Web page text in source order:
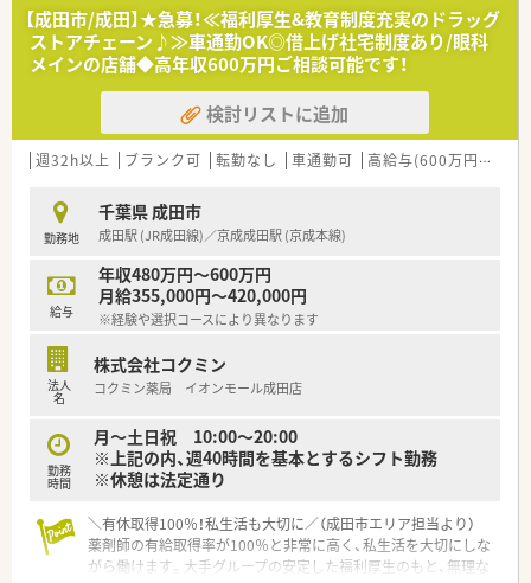
【法人特徴について】
■千葉県を中心に約100店舗の薬局やドラッグストアなどを幅
広く展開している安定感抜群の企業となります。
■調剤業務とドラッグストアの分離申請を行なっているため、品
出しやレジ打ちなしで業務に専念できます。
■看護師やケアマネジャーなど多職種との連携が非常に活発で、
セルフメディケーションを力強く推進します。
【職場環境と雰囲気】
■社員全体の約7割が千葉県民で構成されており、地域に根差し
た雰囲気の職場です。
■平均勤続年数は10年を超えており、腰を据えて長く安心して働
き続けられる居心地の良い環境が整います。
■3名以上の仲間が集まる同好会には会社から補助金が出るな
ど、社員同士の交流も活発に行われています。
【こんな取り組みをしています】
■社内の保健師や管理栄養士による健康サポートプログラムを
■自社独自の教育システムを構築しており、日々の学習成果が定
期昇給へしっかりと還元される仕組みです。
■研修認定薬剤師制度の取得を全面的に奨励しており、資格取得
【成田市/成田】★急募！≪福利厚生&教育制度充実のドラッグ
ストアチェーン♪≫車通勤OK◎借上げ社宅制度あり/眼科
メインの店舗◆高年収600万円ご相談可能です！
検討リストに追加
週32h以上 ブランク可 転勤なし 車通勤可 高給与(600万円以上)
勤務地
千葉県 成田市
成田駅 (JR成田線)／京成成田駅 (京成本線)
給与
年収480万円～600万円
月給355,000円～420,000円
※経験や選択コースにより異なります
法人
名
株式会社コクミン
コクミン薬局 イオンモール成田店
勤務
時間
月～土日祝 10:00～20:00
※上記の内、週40時間を基本とするシフト勤務
※休憩は法定通り
＼有休取得100％！私生活も大切に／（成田市エリア担当より）
薬剤師の有給取得率が100％と非常に高く、私生活を大切にしな
がら働けます。大手グループの安定した福利厚生のもと、無理な